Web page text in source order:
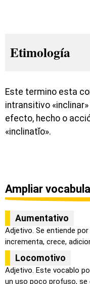
Etimología
Este termino esta
intransitivo
efecto, hecho o
«inclinatĭo».
Ampliar
Aumentativo
Adjetivo. Se entiende
incrementa, crece,
Locomotivo
Adjetivo. Este vocablo
un uso poco profuso, se